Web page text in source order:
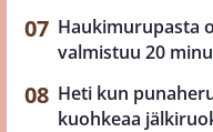
Haukimurupasta
valmistuu 20
Heti kun
kuohkeaa